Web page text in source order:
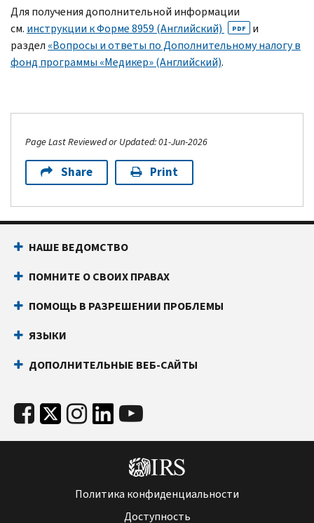
Для получения дополнительной информации
см. инструкции к Форме 8959 (Английский) PDF
и
раздел «Вопросы и ответы по Дополнительному налогу в
фонд программы «Медикер» (Английский).
Page Last Reviewed or Updated: 01-Jun-2026
Share Print
НАШЕ ВЕДОМСТВО
ПОМНИТЕ О СВОИХ ПРАВАХ
ПОМОЩЬ В РАЗРЕШЕНИИ ПРОБЛЕМЫ
ЯЗЫКИ
ДОПОЛНИТЕЛЬНЫЕ ВЕБ-САЙТЫ
Политика конфиденциальности
Доступность